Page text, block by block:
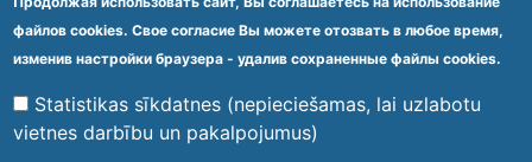
функциональными нарушениями.
Footer
menu
Vietnes karte Noteikumi un privātuma politika
файлов cookies. Свое согласие Вы можете отозвать в любое время,
изменив настройки браузера - удалив сохраненные файлы cookies.
Statistikas sīkdatnes (nepieciešamas, lai uzlabotu
vietnes darbību un pakalpojumus)